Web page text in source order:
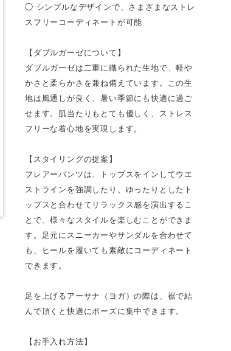
◯ シンプルなデザインで、さまざまなストレ
スフリーコーディネートが可能
【ダブルガーゼについて】
ダブルガーゼは二重に織られた生地で、軽や
かさと柔らかさを兼ね備えています。この生
地は風通しが良く、暑い季節にも快適に過ご
せます。肌当たりもとても優しく、ストレス
フリーな着心地を実現します。
【スタイリングの提案】
フレアーパンツは、トップスをインしてウエ
ストラインを強調したり、ゆったりとしたト
ップスと合わせてリラックス感を演出するこ
とで、様々なスタイルを楽しむことができま
す。足元にスニーカーやサンダルを合わせて
も、ヒールを履いても素敵にコーディネート
できます。
足を上げるアーサナ（ヨガ）の際は、裾で結
んで頂くと快適にポーズに集中できます。
【お手入れ方法】